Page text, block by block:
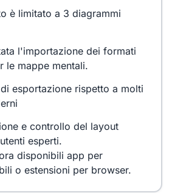
è limitato a 3 diagrammi
l'importazione dei formati
le mappe mentali.
esportazione rispetto a molti
e controllo del layout
esperti.
disponibili app per
o estensioni per browser.